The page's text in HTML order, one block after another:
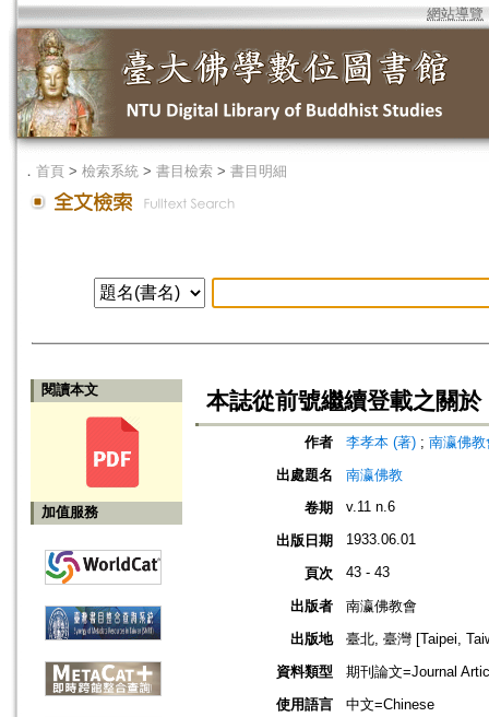
網站導覽
． 首頁 > 檢索系統 > 書目檢索 > 書目明細
閱讀本文
加值服務
本誌從前號繼續登載之關
作者 李孝本 (著) ; 南瀛佛教
出處題名
南瀛佛教
卷期
v.11 n.6
出版日期 1933.06.01
頁次 43 - 43
出版者
南瀛佛教會
出版地
臺北, 臺灣 [Taipei,
資料類型
期刊論文=Journal
使用語言
中文=Chinese